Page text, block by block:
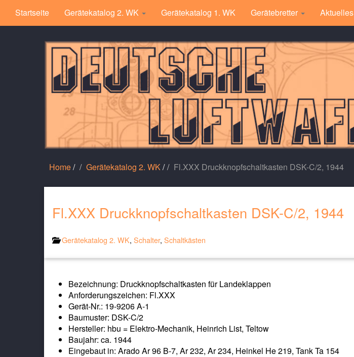
Startseite Gerätekatalog 2. WK Gerätekatalog 1. WK Gerätebretter Aktuelles
Home/ Gerätekatalog 2. WK / Fl.XXX Druckknopfschaltkasten DSK-C/2, 1944
Fl.XXX Druckknopfschaltkasten DSK-C/2, 1944
Gerätekatalog 2. WK, Schalter, Schaltkästen
Bezeichnung: Druckknopfschaltkasten für Landeklappen
Anforderungszeichen: Fl.XXX
Gerät-Nr.: 19-9206 A-1
Baumuster: DSK-C/2
Hersteller: hbu = Elektro-Mechanik, Heinrich List, Teltow
Baujahr: ca. 1944
Eingebaut in: Arado Ar 96 B-7, Ar 232, Ar 234, Heinkel He 219, Tank Ta 154